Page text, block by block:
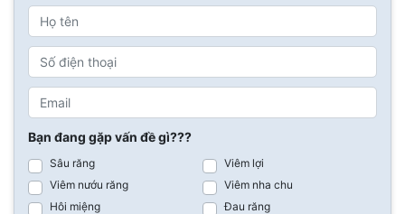
Bạn đang gặp vấn đề gì???
Sâu răng
Viêm lợi
Viêm nướu răng
Viêm nha chu
Hôi miệng
Đau răng